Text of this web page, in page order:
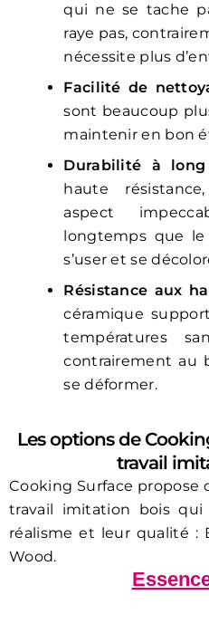
qui ne se tache
raye pas,
nécessite plus
Facilité de
sont beaucoup
maintenir en bon
Durabilité à
haute
aspect
longtemps que
s’user et se
Résistance aux
céramique
températures
contrairement au
se déformer.
Les options de
travail
Cooking Surface propose
travail imitation bois
réalisme et leur qualité :
Wood.